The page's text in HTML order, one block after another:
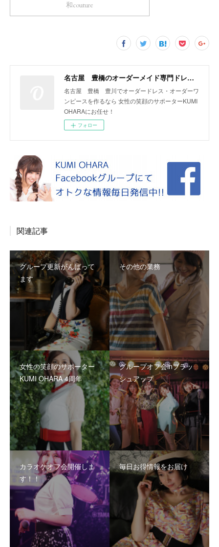
和couture
名古屋 豊橋のオーダーメイド専門ドレスデザイナー KUMI OHARA
名古屋 豊橋 豊川でオーダードレス・オーダーワ
ンピースを作るなら 女性の笑顔のサポーターKUMI
OHARAにお任せ！
フォロー
関連記事
グループ更新がんばって
ます
その他の業務
女性の笑顔のサポーター
KUMI OHARA 4周年
グループオフ会inブラッ
シュアップ
カラオケオフ会開催しま
す！！
毎日お得情報をお届け